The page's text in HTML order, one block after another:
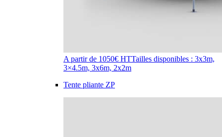
A partir de 1050€ HTTailles disponibles : 3x3m,
3×4.5m, 3x6m, 2x2m
Tente pliante ZP